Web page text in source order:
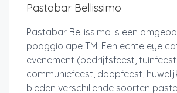
Pastabar Bellissimo
Pastabar Bellissimo is een
poaggio ape TM. Een echte eye
evenement (bedrijfsfeest, tuinfeest,
communiefeest, doopfeest,
bieden verschillende soorten